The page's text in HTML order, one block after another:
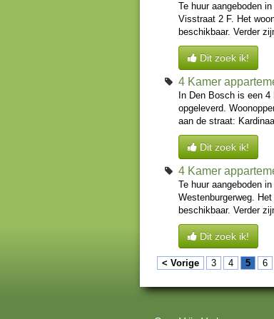
Te huur aangeboden
Visstraat 2 F. Het
beschikbaar. Verder
Dit zoek ik!
4 Kamer
In Den Bosch is een
opgeleverd.
aan de straat:
Dit zoek ik!
4 Kamer
Te huur aangeboden
Westenburgerweg.
beschikbaar. Verder
Dit zoek ik!
< Vorige 3 4 5 6